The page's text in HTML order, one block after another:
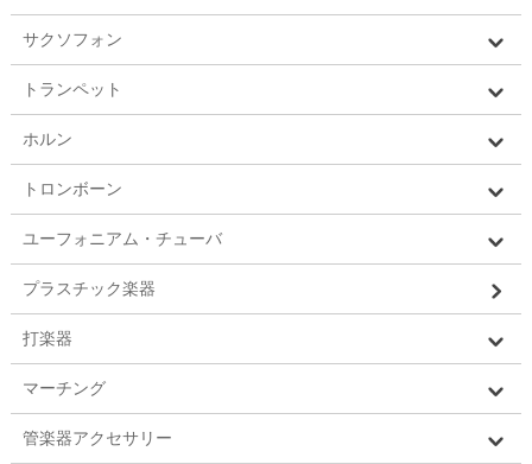
サクソフォン
トランペット
ホルン
トロンボーン
ユーフォニアム・チューバ
プラスチック楽器
打楽器
マーチング
管楽器アクセサリー